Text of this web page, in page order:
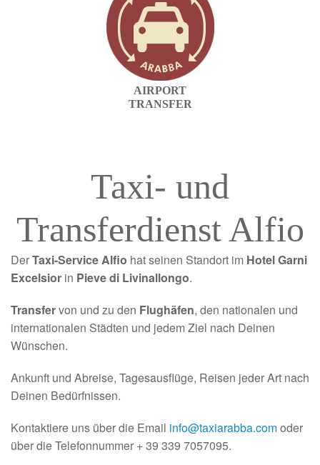
AIRPORT
TRANSFER
Taxi- und
Transferdienst Alfio
DerTaxi-Service Alfio hat seinen Standort im Hotel Garni
Excelsior in Pieve di Livinallongo.
Transfervon und zu den Flughäfen, den nationalen und
internationalen Städten und jedem Ziel nach Deinen
Wünschen.
Ankunft und Abreise, Tagesausflüge, Reisen jeder Art nach
Deinen Bedürfnissen.
Kontaktiere uns über die Email info@taxiarabba.comoder
über die Telefonnummer + 39 339 7057095.